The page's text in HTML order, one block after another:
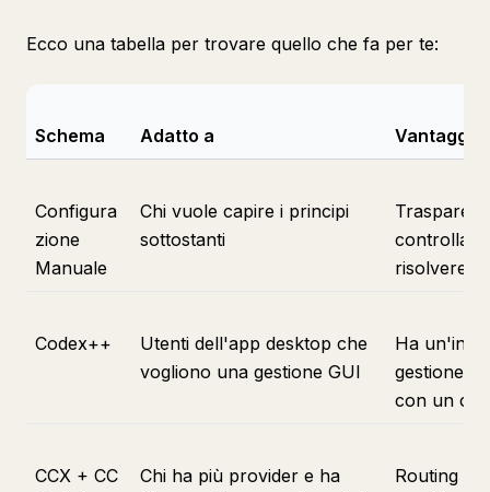
Ecco una tabella per trovare quello che fa per te:
Schema Adatto a Vantaggi
Configura
zione
Manuale
Chi vuole capire i principi
sottostanti
risolvere i
Codex++
Utenti dell'app desktop che
vogliono una gestione GUI
Ha
gestione,
con un clic
CCX + CC
Chi ha più provider e ha
Routing